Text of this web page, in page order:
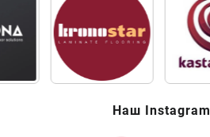
Наш Instagram